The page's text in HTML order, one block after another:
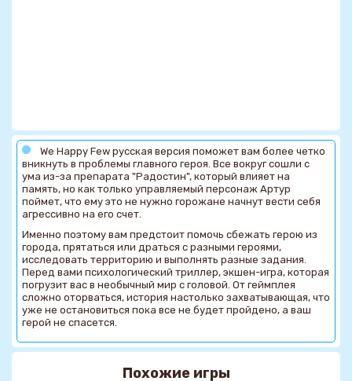
We Happy Few русская версия поможет вам более четко
вникнуть в проблемы главного героя. Все вокруг сошли с
ума из-за препарата "Радостин", который влияет на
память, но как только управляемый персонаж Артур
поймет, что ему это не нужно горожане начнут вести себя
агрессивно на его счет.
Именно поэтому вам предстоит помочь сбежать герою из
города, прятаться или драться с разными героями,
исследовать территорию и выполнять разные задания.
Перед вами психологический триллер, экшен-игра, которая
погрузит вас в необычный мир с головой. От геймплея
сложно оторваться, история настолько захватывающая, что
уже не остановиться пока все не будет пройдено, а ваш
герой не спасется.
Похожие игры